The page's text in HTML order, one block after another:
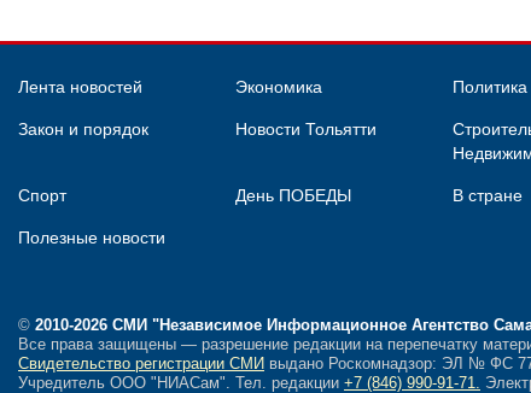
Лента новостей Экономика Политика
Закон и порядок Новости Тольятти
Спорт День ПОБЕДЫ В стране
Полезные новости
© 2010-2026 СМИ "Независимое Информационное Агентство
Все права защищены — разрешение редакции на перепечатку
Свидетельство регистрации СМИ выдано Роскомнадзор: ЭЛ № ФС
Учредитель ООО "НИАСам". Тел. редакции +7 (846) 990-91-71.